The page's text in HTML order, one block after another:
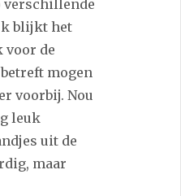
verschillende
blijkt het
voor de
mogen
voorbij. Nou
leuk
uit de
maar